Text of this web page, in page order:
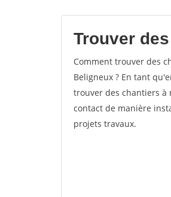
Trouver
Comment trouver des
Beligneux ? En tant
trouver des chantiers à
contact de manière
projets travaux.